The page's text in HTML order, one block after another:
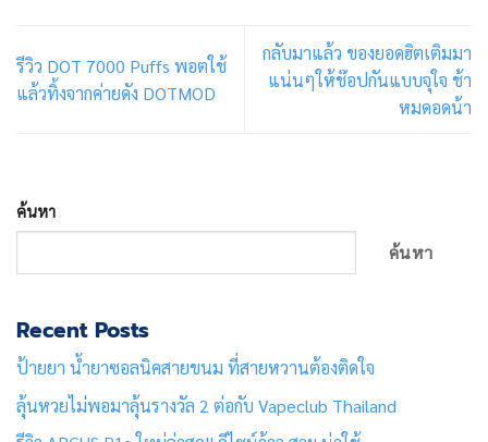
รีวิว DOT 7000 Puffs พอตใช้
แล้วทิ้งจากค่ายดัง DOTMOD
กลับมาแล้ว ของยอดฮิตเติมมา
แน่นๆให้ช๊อปกันแบบจุใจ ช้า
หมดอดน้า
ค้นหา
ค้นหา
Recent Posts
ป้ายยา น้ำยาซอลนิคสายขนม ที่สายหวานต้องติดใจ
ลุ้นหวยไม่พอมาลุ้นรางวัล 2 ต่อกับ Vapeclub Thailand